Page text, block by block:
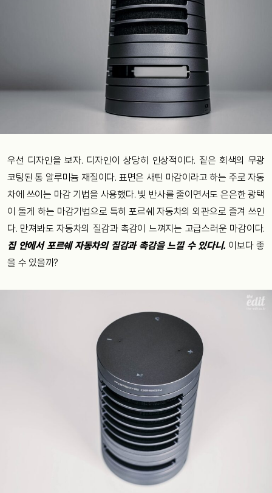
우선 디자인을 보자. 디자인이 상당히 인상적이다. 짙은 회색의 무광
코팅된 통 알루미늄 재질이다. 표면은 새틴 마감이라고 하는 주로 자동
차에 쓰이는 마감 기법을 사용했다. 빛 반사를 줄이면서도 은은한 광택
이 돌게 하는 마감기법으로 특히 포르쉐 자동차의 외관으로 즐겨 쓰인
다. 만져봐도 자동차의 질감과 촉감이 느껴지는 고급스러운 마감이다.
집 안에서 포르쉐 자동차의 질감과 촉감을 느낄 수 있다니. 이보다 좋
을 수 있을까?